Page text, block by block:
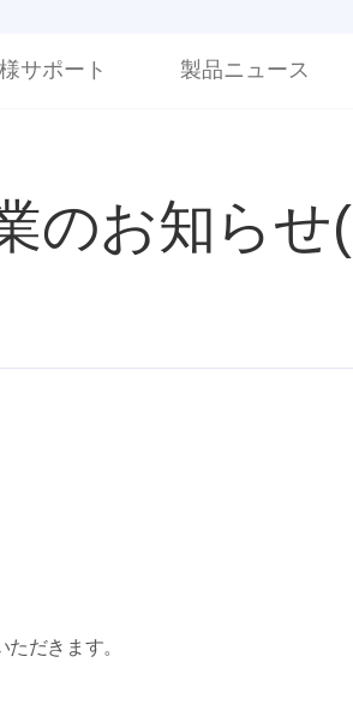
サポート 製品ニュース
のお知らせ
だきます。